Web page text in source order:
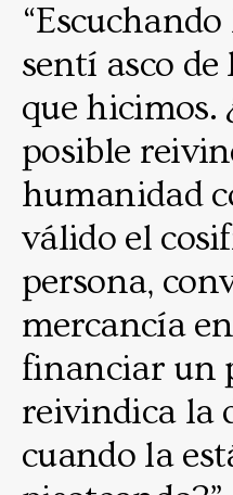
sentí asco de
que hicimos.
posible
humanidad
válido el
persona,
mercancía
financiar un
reivindica la
cuando la